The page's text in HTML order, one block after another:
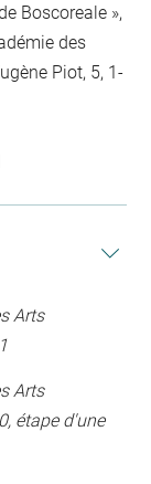
Boscoreale »,
des
Piot, 5, 1-
Arts
Arts
étape d'une